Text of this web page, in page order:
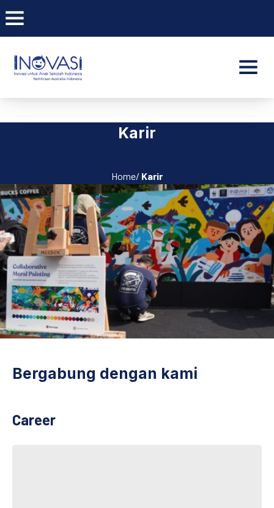
BAR NAVIGATION
INOVASI - Untuk Anak
Karir
Home/ Karir
Bergabung dengan kami
Career